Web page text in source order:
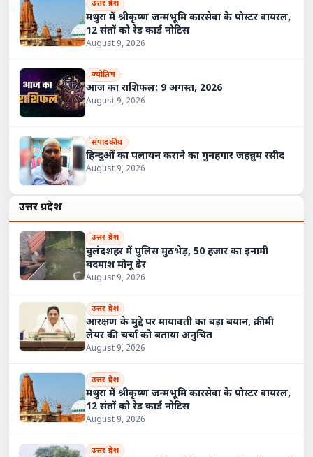
उत्तर प्रदेश
मथुरा में श्रीकृष्ण जन्मभूमि कारसेवा के पोस्टर वायरल,
12 संतों को रेड कार्ड नोटिस
August 9, 2026
ज्योतिष
आज का राशिफल: 9 अगस्त, 2026
August 9, 2026
संपादकीय
हिन्दुओं का पलायन कराने का गुनहगार जहन्नुम रसीद
August 9, 2026
उत्तर प्रदेश
उत्तर प्रदेश
बुलंदशहर में पुलिस मुठभेड़, 50 हजार का इनामी
बदमाश मोनू ढेर
August 9, 2026
उत्तर प्रदेश
आरक्षण के मुद्दे पर मायावती का बड़ा बयान, क्रीमी
लेयर की चर्चा को बताया अनुचित
August 9, 2026
उत्तर प्रदेश
मथुरा में श्रीकृष्ण जन्मभूमि कारसेवा के पोस्टर वायरल,
12 संतों को रेड कार्ड नोटिस
August 9, 2026
उत्तर प्रदेश